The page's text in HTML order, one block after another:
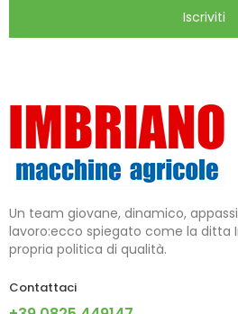
Iscriviti
Un team giovane, dinamico,
lavoro:ecco spiegato come la ditta
propria politica di qualità.
Contattaci